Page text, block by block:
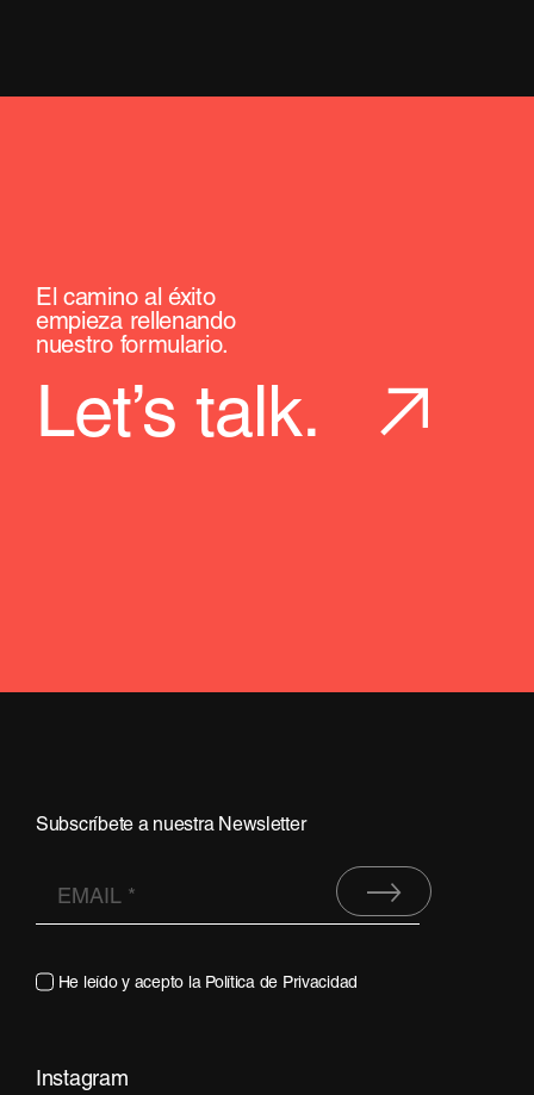
El camino al éxito
empieza rellenando
nuestro formulario.
Let’s talk.
Subscríbete a nuestra Newsletter
He leído y acepto la Política de Privacidad
Instagram